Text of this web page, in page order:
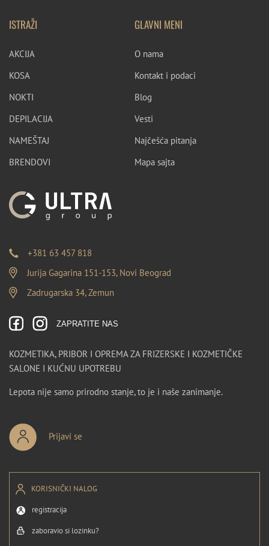
ISTRAŽI
AKCIJA
KOSA
NOKTI
DEPILACIJA
NAMEŠTAJ
BRENDOVI
GLAVNI MENI
O nama
Kontakt i podaci
Blog
Vesti
Najčešća pitanja
Mapa sajta
+381 63 457 818
Jurija Gagarina 151-153, Novi Beograd
Zadrugarska 34, Zemun
ZAPRATITE NAS
KOZMETIKA, PRIBOR I OPREMA ZA FRIZERSKE I KOZMETIČKE
SALONE I KUĆNU UPOTREBU
Lepota nije samo prirodno stanje, to je i naše zanimanje.
Prijavi se
KORISNIČKI NALOG
registracija
zaboravio si lozinku?